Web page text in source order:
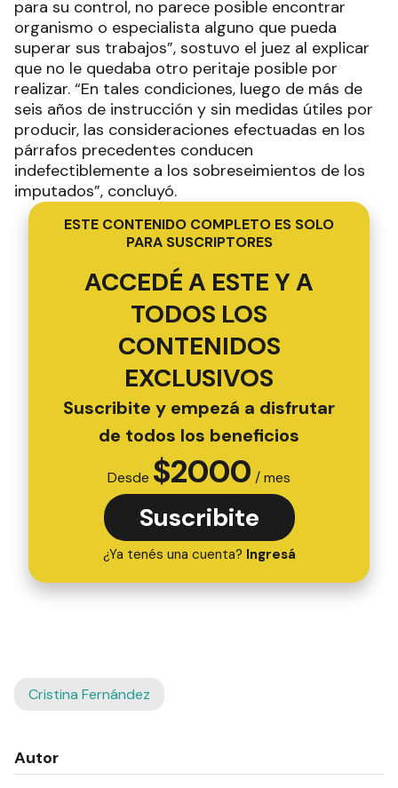
para su control, no parece posible encontrar
organismo o especialista alguno que pueda
superar sus trabajos”, sostuvo el juez al explicar
que no le quedaba otro peritaje posible por
realizar. “En tales condiciones, luego de más de
seis años de instrucción y sin medidas útiles por
producir, las consideraciones efectuadas en los
párrafos precedentes conducen
indefectiblemente a los sobreseimientos de los
imputados”, concluyó.
ESTE CONTENIDO COMPLETO ES SOLO
PARA SUSCRIPTORES
ACCEDÉ A ESTE Y A
TODOS LOS
CONTENIDOS
EXCLUSIVOS
Suscribite y empezá a disfrutar
de todos los beneficios
Desde $2000 / mes
Suscribite
¿Ya tenés una cuenta? Ingresá
Cristina Fernández
Autor